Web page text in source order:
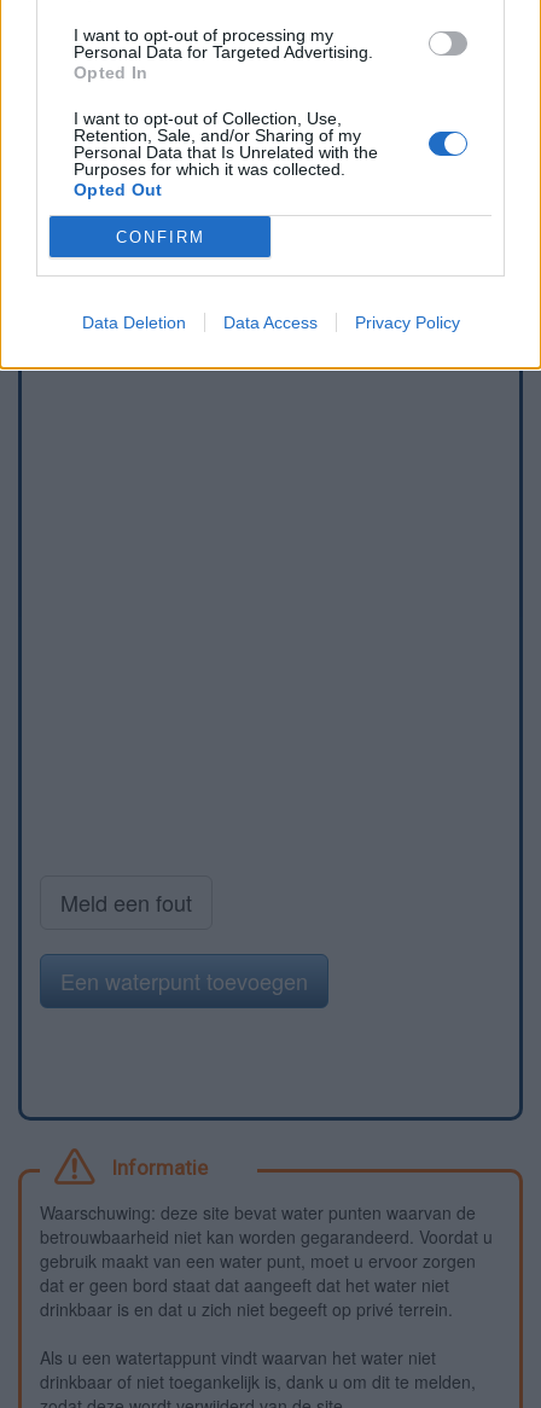
I want to opt-out of processing my
Personal Data for Targeted Advertising.
Opted In
I want to opt-out of Collection, Use,
Retention, Sale, and/or Sharing of my
Personal Data that Is Unrelated with the
Purposes for which it was collected.
Opted Out
CONFIRM
Data Deletion Data Access Privacy Policy
Toon kaart
Meld een fout
Een waterpunt toevoegen
Informatie
Waarschuwing: deze site bevat water punten waarvan de
betrouwbaarheid niet kan worden gegarandeerd. Voordat u
gebruik maakt van een water punt, moet u ervoor zorgen
dat er geen bord staat dat aangeeft dat het water niet
drinkbaar is en dat u zich niet begeeft op privé terrein.
Als u een watertappunt vindt waarvan het water niet
drinkbaar of niet toegankelijk is, dank u om dit te melden,